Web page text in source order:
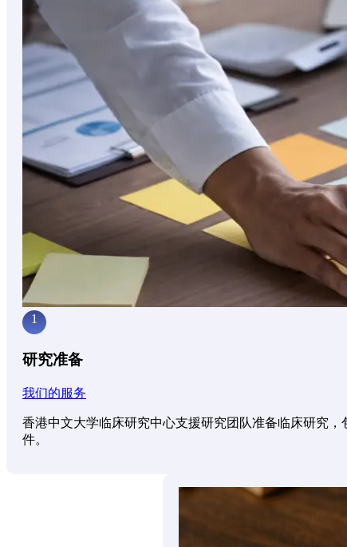
1
研究准备
我们的服务
香港中文大学临床研究中心支援研究团队准备临床研究
件。